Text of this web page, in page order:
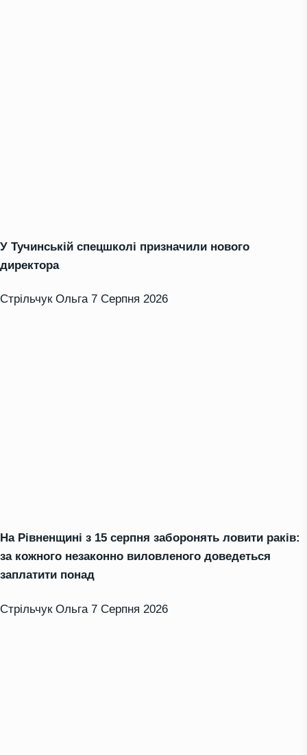
У Тучинській спецшколі призначили нового
директора
Стрільчук Ольга 7 Серпня 2026
На Рівненщині з 15 серпня заборонять ловити раків:
за кожного незаконно виловленого доведеться
заплатити понад
Стрільчук Ольга 7 Серпня 2026